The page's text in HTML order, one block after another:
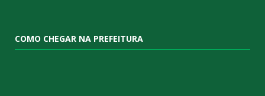
COMO CHEGAR NA PREFEITURA